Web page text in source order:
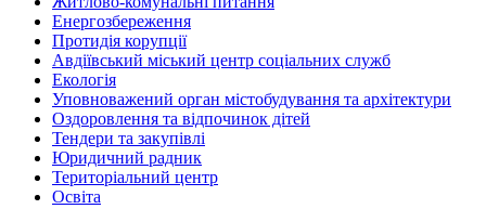
Енергозбереження
Протидія корупції
Авдіївський міський центр соціальних служб
Екологія
Уповноважений орган містобудування та архітектури
Оздоровлення та відпочинок дітей
Тендери та закупівлі
Юридичний радник
Територіальний центр
Освіта